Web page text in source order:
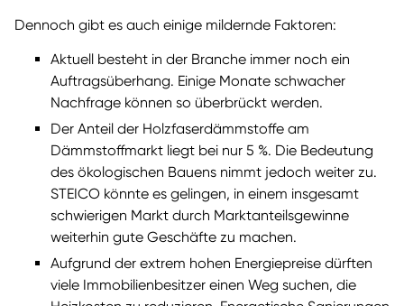
Dennoch gibt es auch einige mildernde Faktoren:
Aktuell besteht in der Branche immer noch ein
Auftragsüberhang. Einige Monate schwacher
Nachfrage können so überbrückt werden.
Der Anteil der Holzfaserdämmstoffe am
Dämmstoffmarkt liegt bei nur 5 %. Die Bedeutung
des ökologischen Bauens nimmt jedoch weiter zu.
STEICO könnte es gelingen, in einem insgesamt
schwierigen Markt durch Marktanteilsgewinne
weiterhin gute Geschäfte zu machen.
Aufgrund der extrem hohen Energiepreise dürften
viele Immobilienbesitzer einen Weg suchen, die